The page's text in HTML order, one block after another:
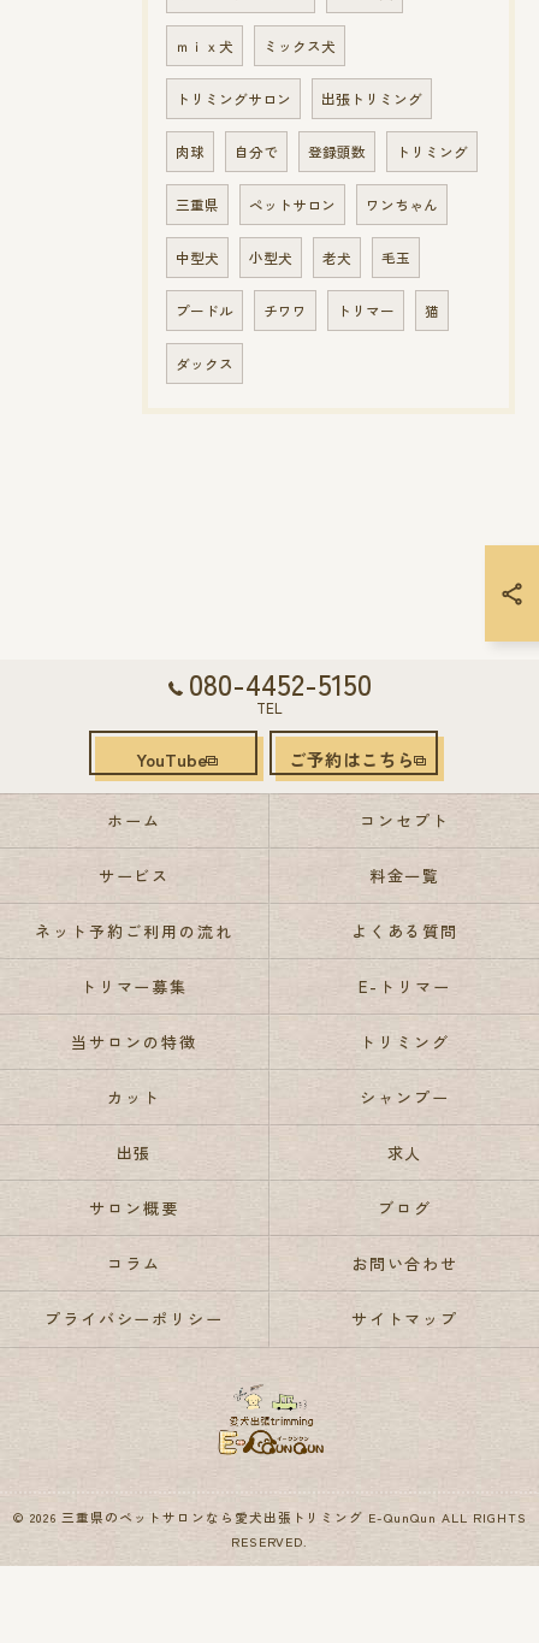
ｍｉｘ犬 ミックス犬
トリミングサロン 出張トリミング
肉球 自分で 登録頭数 トリミング
三重県 ペットサロン ワンちゃん
中型犬 小型犬 老犬 毛玉
プードル チワワ トリマー 猫
ダックス
080-4452-5150
TEL
YouTube ご予約はこちら
ホーム コンセプト
サービス 料金一覧
ネット予約ご利用の流れ よくある質問
トリマー募集 E-トリマー
当サロンの特徴 トリミング
カット シャンプー
出張 求人
サロン概要 ブログ
コラム お問い合わせ
プライバシーポリシー サイトマップ
© 2026 三重県のペットサロンなら愛犬出張トリミング E-QunQun ALL RIGHTS
RESERVED.